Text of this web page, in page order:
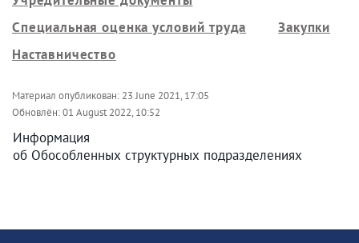
Специальная оценка условий труда
Закупки
Наставничество
Материал опубликован: 23 June 2021, 17:05
Обновлён:01 August 2022, 10:52
Информация
об Обособленных структурных подразделениях